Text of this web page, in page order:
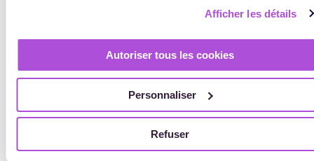
Afficher les détails
Autoriser tous les cookies
Personnaliser
Refuser
Passeport de prévention : l’import de masse arrive
enfin !
JUILLET 6, 2026